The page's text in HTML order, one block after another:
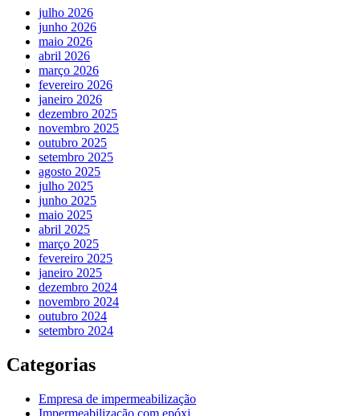
julho 2026
junho 2026
maio 2026
abril 2026
março 2026
fevereiro 2026
janeiro 2026
dezembro 2025
novembro 2025
outubro 2025
setembro 2025
agosto 2025
julho 2025
junho 2025
maio 2025
abril 2025
março 2025
fevereiro 2025
janeiro 2025
dezembro 2024
novembro 2024
outubro 2024
setembro 2024
Categorias
Empresa de impermeabilização